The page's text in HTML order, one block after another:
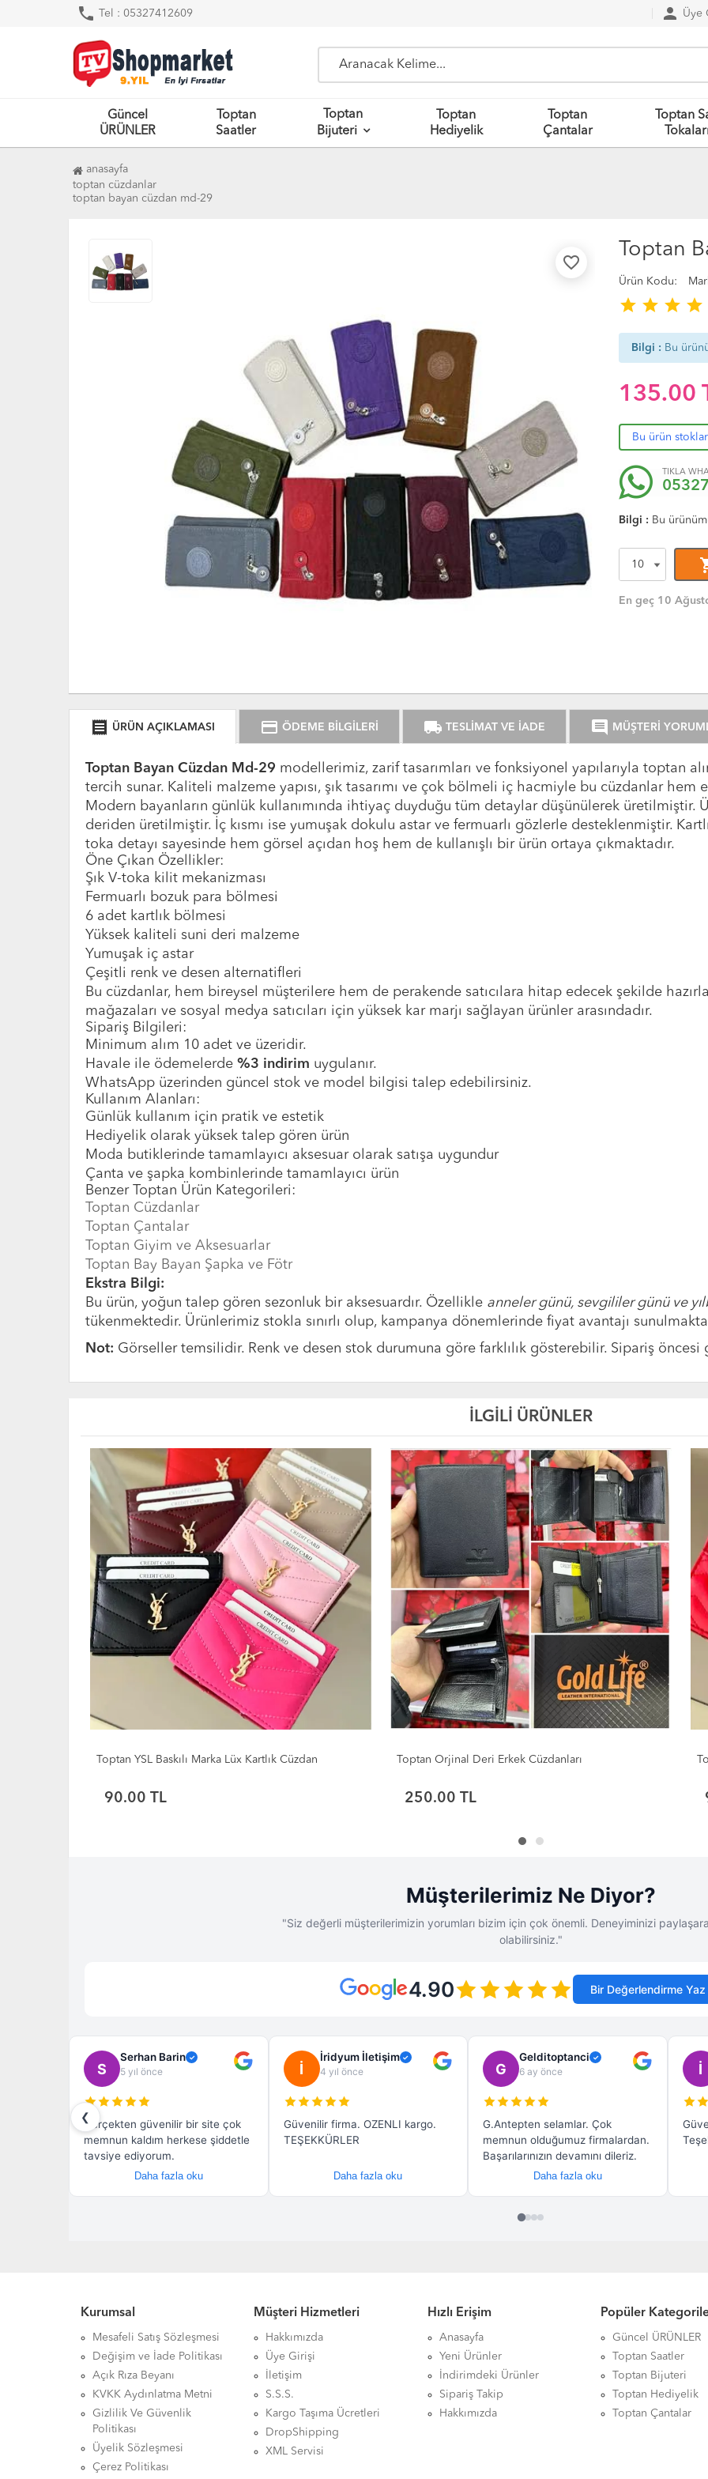
phone Tel : 05327412609 person Üye
Güncel
ÜRÜNLER
Toptan
Saatler
Toptan
Bijuteri
Toptan
Hediyelik
Toptan
Çantalar
Toptan
anasayfa
toptan cüzdanlar
toptan bayan cüzdan md-29
favorite_border
Toptan
Ürün Kodu:
star star star star
Bilgi : Bu
135.00
Bu ürün
TIKLA
Bilgi : Bu
En geç 10
receipt ÜRÜN AÇIKLAMASI credit_card ÖDEME BİLGİLERİ local_shipping TESLİMAT VE İADE comment MÜŞTERİ
Toptan Bayan Cüzdan Md-29 modellerimiz, zarif tasarımları ve fonksiyonel yapılarıyla toptan
tercih sunar. Kaliteli malzeme yapısı, şık tasarımı ve çok bölmeli iç hacmiyle bu cüzdanlar hem
Modern bayanların günlük kullanımında ihtiyaç duyduğu tüm detaylar düşünülerek üretilmiştir.
deriden üretilmiştir. İç kısmı ise yumuşak dokulu astar ve fermuarlı gözlerle desteklenmiştir.
toka detayı sayesinde hem görsel açıdan hoş hem de kullanışlı bir ürün ortaya çıkmaktadır.
Öne Çıkan Özellikler:
Şık V-toka kilit mekanizması
Fermuarlı bozuk para bölmesi
6 adet kartlık bölmesi
Yüksek kaliteli suni deri malzeme
Yumuşak iç astar
Çeşitli renk ve desen alternatifleri
Bu cüzdanlar, hem bireysel müşterilere hem de perakende satıcılara hitap edecek şekilde
mağazaları ve sosyal medya satıcıları için yüksek kar marjı sağlayan ürünler arasındadır.
Sipariş Bilgileri:
Minimum alım 10 adet ve üzeridir.
Havale ile ödemelerde %3 indirim uygulanır.
WhatsApp üzerinden güncel stok ve model bilgisi talep edebilirsiniz.
Kullanım Alanları:
Günlük kullanım için pratik ve estetik
Hediyelik olarak yüksek talep gören ürün
Moda butiklerinde tamamlayıcı aksesuar olarak satışa uygundur
Çanta ve şapka kombinlerinde tamamlayıcı ürün
Benzer Toptan Ürün Kategorileri:
Toptan Cüzdanlar
Toptan Çantalar
Toptan Giyim ve Aksesuarlar
Toptan Bay Bayan Şapka ve Fötr
Ekstra Bilgi:
Bu ürün, yoğun talep gören sezonluk bir aksesuardır. Özellikle anneler günü, sevgililer günü ve
tükenmektedir. Ürünlerimiz stokla sınırlı olup, kampanya dönemlerinde fiyat avantajı
Not: Görseller temsilidir. Renk ve desen stok durumuna göre farklılık gösterebilir. Sipariş
İLGİLİ ÜRÜNLER
Toptan Orjinal Deri Erkek Cüzdanları
250.00 TL
Toptan Baskılı Marka Lüx Kartlık Cüzdanlar
90.00 TL
Kurumsal
Mesafeli Satış Sözleşmesi
Değişim ve İade Politikası
Açık Rıza Beyanı
KVKK Aydınlatma Metni
Gizlilik Ve Güvenlik
Politikası
Üyelik Sözleşmesi
Çerez Politikası
Müşteri Hizmetleri
Hakkımızda
Üye Girişi
İletişim
S.S.S.
Kargo Taşıma Ücretleri
DropShipping
XML Servisi
Hızlı Erişim
Anasayfa
Yeni Ürünler
İndirimdeki Ürünler
Sipariş Takip
Hakkımızda
Popüler
Güncel ÜRÜNLER
Toptan Saatler
Toptan Bijuteri
Toptan Hediyelik
Toptan Çantalar